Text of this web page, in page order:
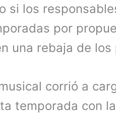
si los
por
una rebaja de
corrió a
temporada con